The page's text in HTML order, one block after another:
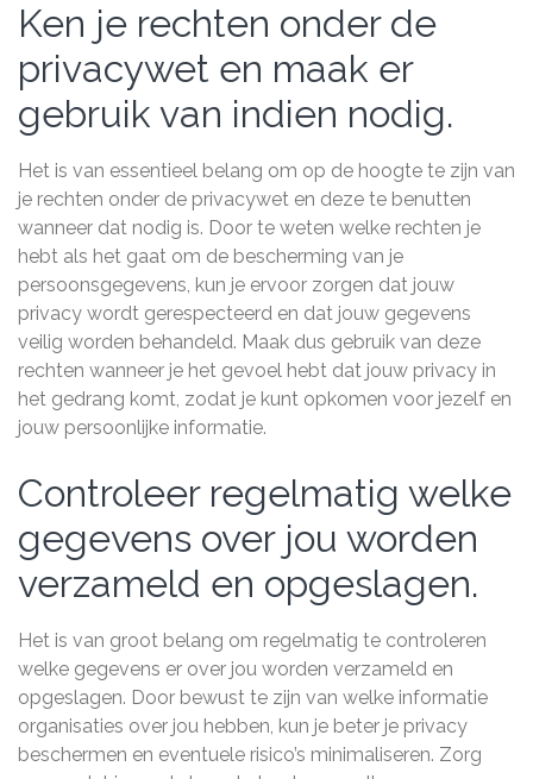
Ken je rechten onder de
privacywet en maak er
gebruik van indien nodig.
Het is van essentieel belang om op de hoogte te zijn van
je rechten onder de privacywet en deze te benutten
wanneer dat nodig is. Door te weten welke rechten je
hebt als het gaat om de bescherming van je
persoonsgegevens, kun je ervoor zorgen dat jouw
privacy wordt gerespecteerd en dat jouw gegevens
veilig worden behandeld. Maak dus gebruik van deze
rechten wanneer je het gevoel hebt dat jouw privacy in
het gedrang komt, zodat je kunt opkomen voor jezelf en
jouw persoonlijke informatie.
Controleer regelmatig welke
gegevens over jou worden
verzameld en opgeslagen.
Het is van groot belang om regelmatig te controleren
welke gegevens er over jou worden verzameld en
opgeslagen. Door bewust te zijn van welke informatie
organisaties over jou hebben, kun je beter je privacy
beschermen en eventuele risico’s minimaliseren. Zorg